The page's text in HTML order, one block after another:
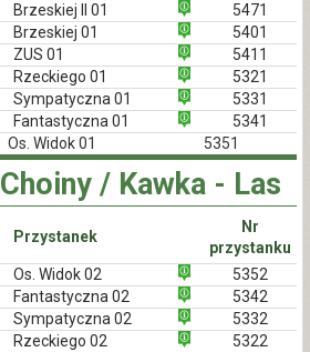
Brzeskiej II 01
5471
Brzeskiej 01
5401
ZUS 01
5411
Rzeckiego 01
5321
Sympatyczna 01
5331
Fantastyczna 01
5341
Os. Widok 01 5351
Choiny / Kawka - Las
Przystanek
Nr
przystanku
Os. Widok 02
5352
Fantastyczna 02
5342
Sympatyczna 02
5332
Rzeckiego 02
5322